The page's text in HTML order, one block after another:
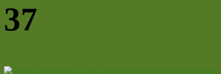
37
Klicka här för att få information om vad